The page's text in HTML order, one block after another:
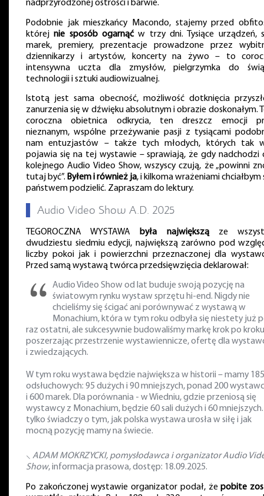
nadprzyrodzonej ostrości i barwie.
Podobnie jak mieszkańcy Macondo, stajemy przed
którejnie sposób ogarnąćw trzy dni. Tysiące urządzeń,
marek, premiery, prezentacje prowadzone przez
dziennikarzy i artystów, koncerty na żywo – to
intensywna uczta dla zmysłów, pielgrzymka do
technologii i sztuki audiowizualnej.
Istotą jest sama obecność, możliwość dotknięcia
zanurzenia się w dźwięku absolutnym i obrazie doskonałym.
coroczna obietnica odkrycia, ten dreszcz emocji
nieznanym, wspólne przeżywanie pasji z tysiącami
nam entuzjastów – także tych młodych, których tak
pojawia się na tej wystawie – sprawiają, że gdy nadchodzi
kolejnego Audio Video Show, wszyscy czują, że „powinni
tutaj być”. Byłem i również ja, i kilkoma wrażeniami chciałbym
państwem podzielić. Zapraszam do lektury.
Audio Video Show A.D. 2025
TEGOROCZNA WYSTAWA była największąze
dwudziestu siedmiu edycji, największą zarówno pod
liczby pokoi jak i powierzchni przeznaczonej dla
Przed samą wystawą twórca przedsięwzięcia deklarował:
Audio Video Show od lat buduje swoją pozycję na
światowym rynku wystaw sprzętu hi-end. Nigdy nie
chcieliśmy się ścigać ani porównywać z wystawą w
Monachium, która w tym roku odbyła się niestety już
raz ostatni, ale sukcesywnie budowaliśmy markę krok po
poszerzając przestrzenie wystawiennicze, ofertę dla
i zwiedzających.
W tym roku wystawa będzie największa w historii – mamy
odsłuchowych: 95 dużych i 90 mniejszych, ponad 200
i 600 marek. Dla porównania - w Wiedniu, gdzie przeniosą się
wystawcy z Monachium, będzie 60 sali dużych i 60 mniejszych.
tylko świadczy o tym, jak polska wystawa urosła w siłę i jak
mocną pozycję mamy na świecie.
⸜ ADAM MOKRZYCKI, pomysłodawca i organizator Audio
Show, informacja prasowa, dostęp: 18.09.2025.
Po zakończonej wystawie organizator podał, żepobite